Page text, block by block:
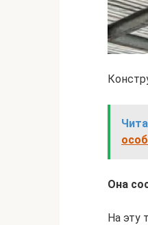
Она
На эту